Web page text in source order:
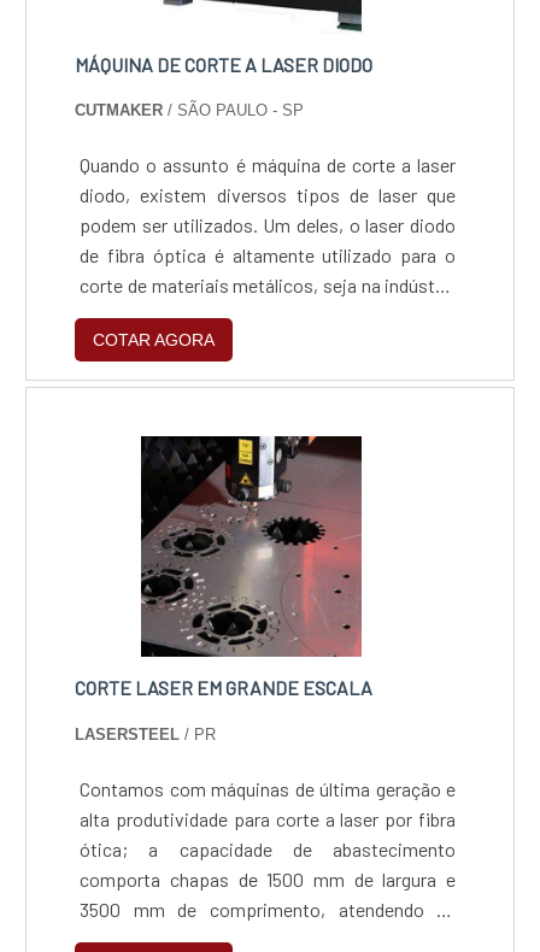
MÁQUINA DE CORTE A LASER DIODO
CUTMAKER / SÃO PAULO - SP
Quando o assunto é máquina de corte a laser
diodo, existem diversos tipos de laser que
podem ser utilizados. Um deles, o laser diodo
de fibra óptica é altamente utilizado para o
corte de materiais metálicos, seja na indústria
alimentícia, agricultura, arquitetura,
engenharia, automobilística, aeronáutica,
naval e muitas outras. Isso é por conta da
um processo altamente preciso sem perda de
produtivi....
COTAR AGORA
CORTE LASER EM GRANDE ESCALA
LASERSTEEL / PR
Contamos com máquinas de última geração e
alta produtividade para corte a laser por fibra
ótica; a capacidade de abastecimento
comporta chapas de 1500 mm de largura e
3500 mm de comprimento, atendendo as
espessuras de até 16mm em aço carbono,